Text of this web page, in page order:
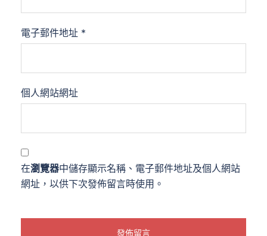
電子郵件地址 *
個人網站網址
在瀏覽器中儲存顯示名稱、電子郵件地址及個人網站
網址，以供下次發佈留言時使用。